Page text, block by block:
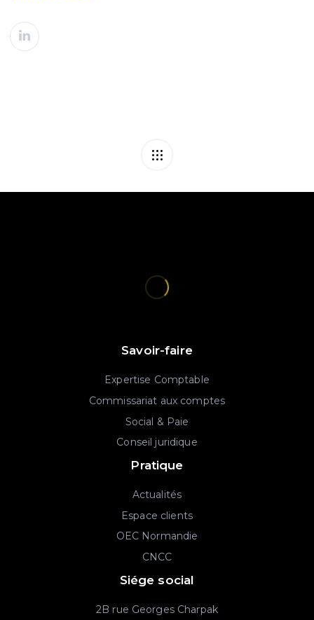
Savoir-faire
Expertise Comptable
Commissariat aux comptes
Social & Paie
Conseil juridique
Pratique
Actualités
Espace clients
OEC Normandie
CNCC
Siége social
2B rue Georges Charpak